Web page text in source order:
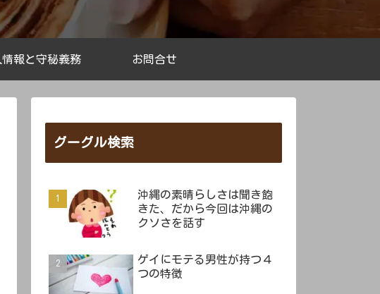
情報と守秘義務 お問合せ
グーグル検索
沖縄の素晴らしさは聞き飽
きた、だから今回は沖縄の
クソさを話す
ゲイにモテる男性が持つ４
つの特徴